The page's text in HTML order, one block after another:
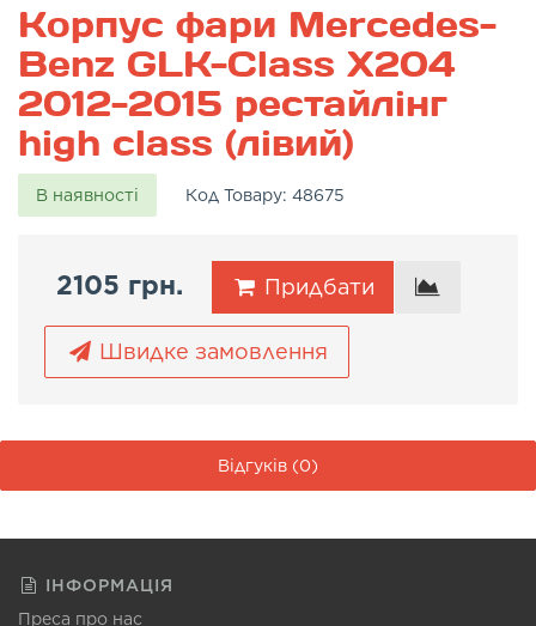
Корпус фари Mercedes-
Benz GLK-Class X204
2012-2015 рестайлінг
high class (лівий)
В наявності Код Товару: 48675
2105 грн. Придбати
Швидке замовлення
Відгуків (0)
ІНФОРМАЦІЯ
Преса про нас